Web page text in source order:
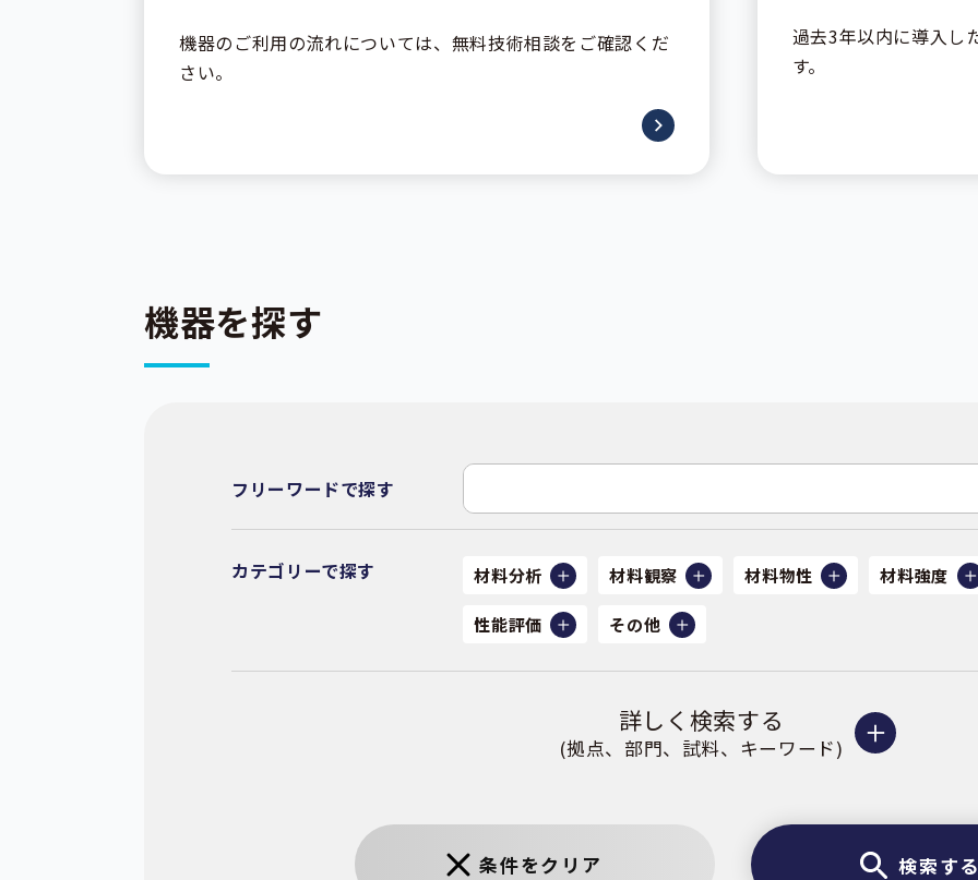
機器のご利用の流れについては、無料技術相談をご確認くだ
さい。
過去3年以内に導入し
す。
機器を探す
フリーワードで探す
カテゴリーで探す 材料分析 材料観察 材料物性 材料強度
性能評価 その他
詳しく検索する
(拠点、部門、試料、キーワード)
条件をクリア 検索す